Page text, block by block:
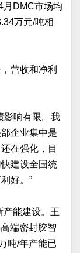
月DMC市场均
万元/吨相
营收和净利
影响有限。我
企业集中是
在强化，目
建设全国统
好。”
产能建设。王
端密封胶智
吨/年产能已